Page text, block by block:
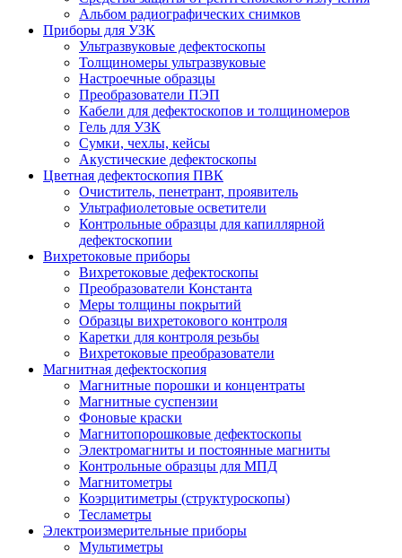
Альбом радиографических снимков
Приборы для УЗК
Ультразвуковые дефектоскопы
Толщиномеры ультразвуковые
Настроечные образцы
Преобразователи ПЭП
Кабели для дефектоскопов и толщиномеров
Гель для УЗК
Сумки, чехлы, кейсы
Акустические дефектоскопы
Цветная дефектоскопия ПВК
Очиститель, пенетрант, проявитель
Ультрафиолетовые осветители
Контрольные образцы для капиллярной
дефектоскопии
Вихретоковые приборы
Вихретоковые дефектоскопы
Преобразователи Константа
Меры толщины покрытий
Образцы вихретокового контроля
Каретки для контроля резьбы
Вихретоковые преобразователи
Магнитная дефектоскопия
Магнитные порошки и концентраты
Магнитные суспензии
Фоновые краски
Магнитопорошковые дефектоскопы
Электромагниты и постоянные магниты
Контрольные образцы для МПД
Магнитометры
Коэрцитиметры (структуроскопы)
Тесламетры
Электроизмерительные приборы
Мультиметры